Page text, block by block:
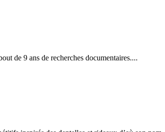
de 9 ans de recherches documentaires....